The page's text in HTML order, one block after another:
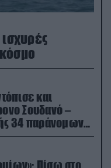
ισχυρές
και
Σουδανό –
34 παράνομων
Πίσω στο